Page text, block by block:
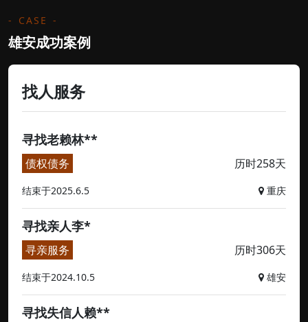
CASE
雄安成功案例
找人服务
寻找老赖林**
债权债务 历时258天
结束于2025.6.5 重庆
寻找亲人李*
寻亲服务 历时306天
结束于2024.10.5 雄安
寻找失信人赖**